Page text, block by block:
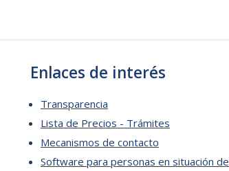
Enlaces de interés
Transparencia
Lista de Precios - Trámites
Mecanismos de contacto
Software para personas en situación de